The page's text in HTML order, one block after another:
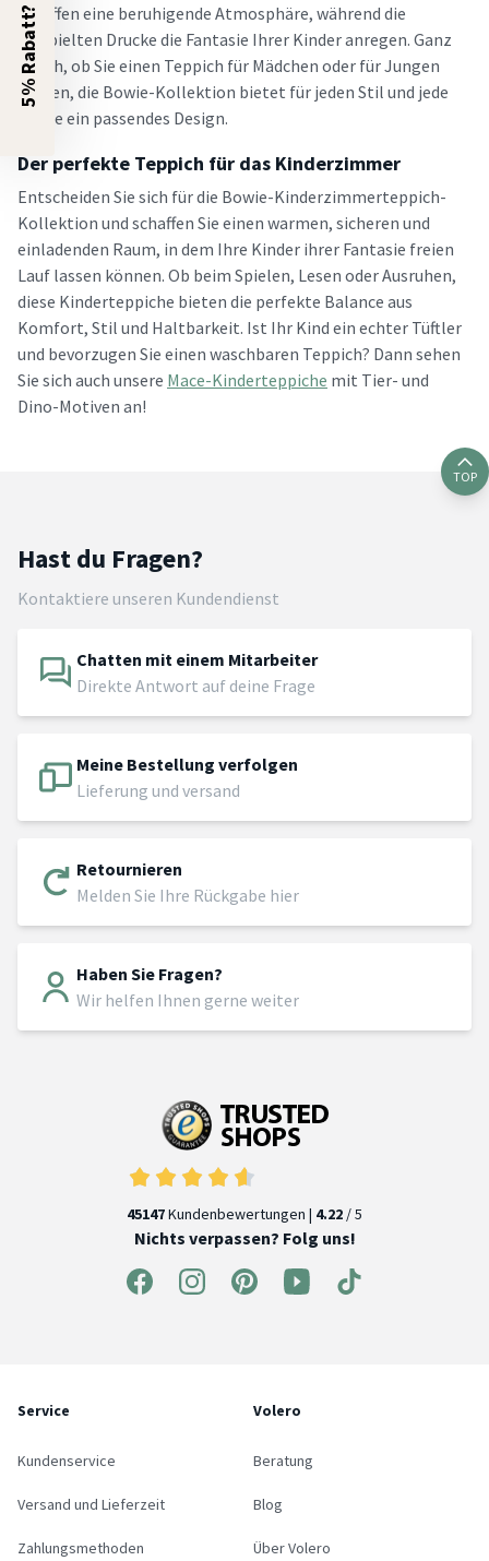
schaffen eine beruhigende Atmosphäre, während die
verspielten Drucke die Fantasie Ihrer Kinder anregen. Ganz
gleich, ob Sie einen Teppich für Mädchen oder für Jungen
suchen, die Bowie-Kollektion bietet für jeden Stil und jede
Phase ein passendes Design.
Der perfekte Teppich für das Kinderzimmer
Entscheiden Sie sich für die Bowie-Kinderzimmerteppich-
Kollektion und schaffen Sie einen warmen, sicheren und
einladenden Raum, in dem Ihre Kinder ihrer Fantasie freien
Lauf lassen können. Ob beim Spielen, Lesen oder Ausruhen,
diese Kinderteppiche bieten die perfekte Balance aus
Komfort, Stil und Haltbarkeit. Ist Ihr Kind ein echter Tüftler
und bevorzugen Sie einen waschbaren Teppich? Dann sehen
Sie sich auch unsere Mace-Kinderteppiche mit Tier- und
Dino-Motiven an!
TOP
Hast du Fragen?
Kontaktiere unseren Kundendienst
Chatten mit einem Mitarbeiter
Direkte Antwort auf deine Frage
Meine Bestellung verfolgen
Lieferung und versand
Retournieren
Melden Sie Ihre Rückgabe hier
Haben Sie Fragen?
Wir helfen Ihnen gerne weiter
45147Kundenbewertungen | 4.22 / 5
Nichts verpassen? Folg uns!
Service
Kundenservice
Versand und Lieferzeit
Zahlungsmethoden
Volero
Beratung
Blog
Über Volero
5% Rabatt?